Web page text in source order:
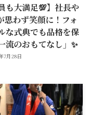
も大満足💯】社長や
わず笑顔に！フォ
な式典でも品格を保
流のおもてなし」✨
7月28日